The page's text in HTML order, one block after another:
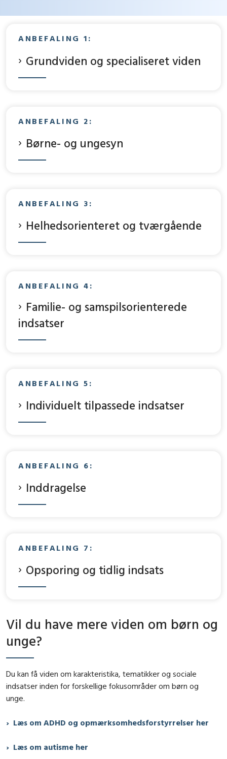
ANBEFALING 1:
Grundviden og specialiseret viden
ANBEFALING 2:
Børne- og ungesyn
ANBEFALING 3:
Helhedsorienteret og tværgående
ANBEFALING 4:
Familie- og samspilsorienterede
indsatser
ANBEFALING 5:
Individuelt tilpassede indsatser
ANBEFALING 6:
Inddragelse
ANBEFALING 7:
Opsporing og tidlig indsats
Vil du have mere viden om børn og
unge?
Du kan få viden om karakteristika, tematikker og sociale
indsatser inden for forskellige fokusområder om børn og
unge.
Læs om ADHD og opmærksomhedsforstyrrelser her
Læs om autisme her